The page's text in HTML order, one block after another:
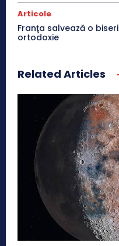
Articole
Franţa salvează o
ortodoxie
Related Articles